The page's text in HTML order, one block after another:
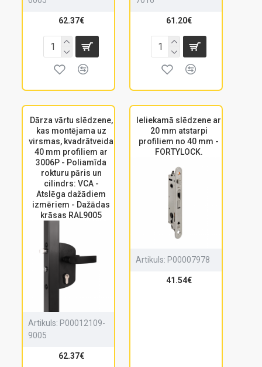
62.37€ 61.20€
Dārza vārtu slēdzene,
kas montējama uz
virsmas, kvadrātveida
40 mm profiliem ar
3006P - Poliamīda
rokturu pāris un
cilindrs: VCA -
Atslēga dažādiem
izmēriem - Dažādas
krāsas RAL9005
Artikuls: P00012109-
9005
62.37€
Ieliekamā slēdzene ar
20 mm atstarpi
profiliem no 40 mm -
FORTYLOCK.
Artikuls: P00007978
41.54€